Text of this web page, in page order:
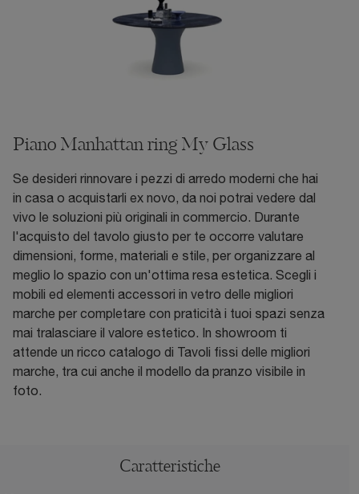
Piano Manhattan ring My Glass
Se desideri rinnovare i pezzi di arredo moderni che hai
in casa o acquistarli ex novo, da noi potrai vedere dal
vivo le soluzioni più originali in commercio. Durante
l'acquisto del tavolo giusto per te occorre valutare
dimensioni, forme, materiali e stile, per organizzare al
meglio lo spazio con un'ottima resa estetica. Scegli i
mobili ed elementi accessori in vetro delle migliori
marche per completare con praticità i tuoi spazi senza
mai tralasciare il valore estetico. In showroom ti
attende un ricco catalogo di Tavoli fissi delle migliori
marche, tra cui anche il modello da pranzo visibile in
foto.
Caratteristiche